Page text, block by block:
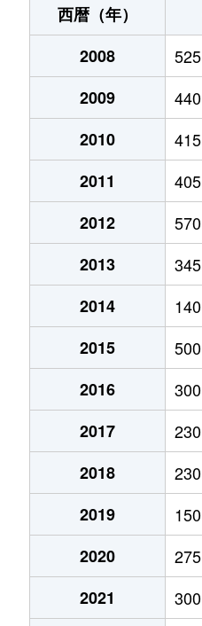
西暦（年）
2008
525
2009
440
2010
415
2011
405
2012
570
2013
345
2014
140
2015
500
2016
300
2017
230
2018
230
2019
150
2020
275
2021
300